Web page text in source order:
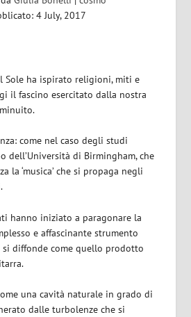
4 July, 2017
Sole ha ispirato religioni, miti e
il fascino esercitato dalla nostra
come nel caso degli studi
dell’Università di Birmingham, che
la ‘musica’ che si propaga negli
hanno iniziato a paragonare la
e affascinante strumento
si diffonde come quello prodotto
una cavità naturale in grado di
dalle turbolenze che si